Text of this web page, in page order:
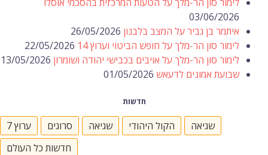
03/06/2026
איתמר בן גביר על המצב בלבנון 26/05/2026
לימור סון הר-מלך על חופש הביטוי וערוץ 14
22/05/2026
לימור סון הר-מלך על אויבים בכבישי יהודה ושומרון 13/05/2026
שבועת אמונים לדעאש 01/05/2026
חדשות
ערוץ 7 סרוגים שגיאה הקול היהודי
שגיאה
חדשות כל העולם